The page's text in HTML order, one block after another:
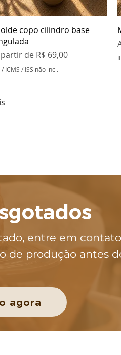
Visualização rápida
copo cilindro base
de R$ 69,00
promocional
/ ICMS / ISS não incl.
entre em
de produção antes
agora